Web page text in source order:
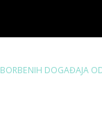
DOGAĐAJA